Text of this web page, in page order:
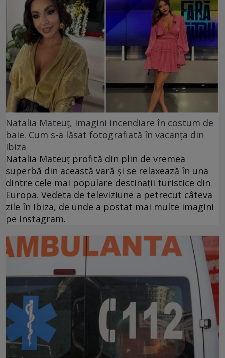
Natalia Mateuț, imagini incendiare în costum de
baie. Cum s-a lăsat fotografiată în vacanța din
Ibiza
Natalia Mateuț profită din plin de vremea
superbă din această vară și se relaxează în una
dintre cele mai populare destinații turistice din
Europa. Vedeta de televiziune a petrecut câteva
zile în Ibiza, de unde a postat mai multe imagini
pe Instagram.